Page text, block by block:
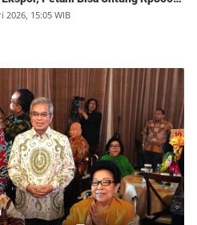
2026, 15:05 WIB